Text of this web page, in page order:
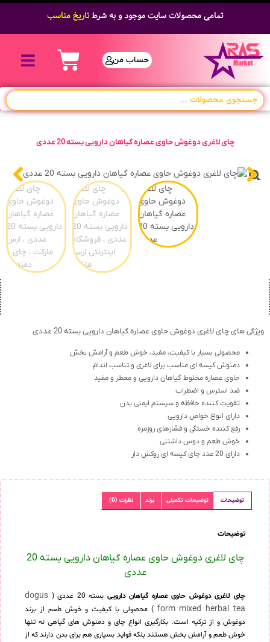
تمامی محصولات سایت موجود و به شرطتاریخ مناسب
حساب من
چای لاغری دوغوش حاوی عصاره گیاهان دارویی بسته 20 عددی
ویژگی های چای لاغری دوغوش حاوی عصاره گیاهان دارویی بسته 20 عددی
محصولی بسیار با کیفیت، مفید، خوش طعم و آرامش بخش
دمنوش کیسه ای مناسب برای لاغری و تناسب اندام
حاوی عصاره مخلوط گیاهان دارویی و معطر و مفید
ضد استرس و اضطراب
تقویت کننده حافظه و سیستم ایمنی بدن
دارای انواع خواص دارویی
رفع کننده خستگی و فشارهای روزمره
خوش طعم و دوس داشتنی
دارای 20 عدد چای کیسه ای روکش دار
توضیحات توضیحات تکمیلی برند نظرات (0)
توضیحات
چای لاغری دوغوش حاوی عصاره گیاهان دارویی بسته 20
عددی
چای لاغری دوغوش حاوی عصاره گیاهان دارویی بسته 20 عددی (
dogus
form mixed herbal tea ) محصولی با کیفیت و خوش طعم از برند
دوغوش و از ترکیه است. بکارگیری انواع چای و دمنوش های گیاهی نه تنها
خوش طعم و آرامش بخش هستند بلکه فواید بسیاری هم برای بدن دارند که از